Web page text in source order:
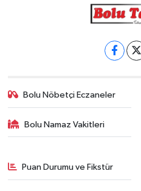
Bolu Nöbetçi Eczaneler
Bolu Namaz Vakitleri
Puan Durumu ve Fikstür